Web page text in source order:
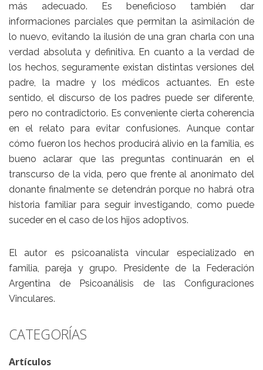
más adecuado. Es beneficioso también dar
informaciones parciales que permitan la asimilación de
lo nuevo, evitando la ilusión de una gran charla con una
verdad absoluta y definitiva. En cuanto a la verdad de
los hechos, seguramente existan distintas versiones del
padre, la madre y los médicos actuantes. En este
sentido, el discurso de los padres puede ser diferente,
pero no contradictorio. Es conveniente cierta coherencia
en el relato para evitar confusiones. Aunque contar
cómo fueron los hechos producirá alivio en la familia, es
bueno aclarar que las preguntas continuarán en el
transcurso de la vida, pero que frente al anonimato del
donante finalmente se detendrán porque no habrá otra
historia familiar para seguir investigando, como puede
suceder en el caso de los hijos adoptivos.
El autor es psicoanalista vincular especializado en
familia, pareja y grupo. Presidente de la Federación
Argentina de Psicoanálisis de las Configuraciones
Vinculares.
CATEGORÍAS
Artículos